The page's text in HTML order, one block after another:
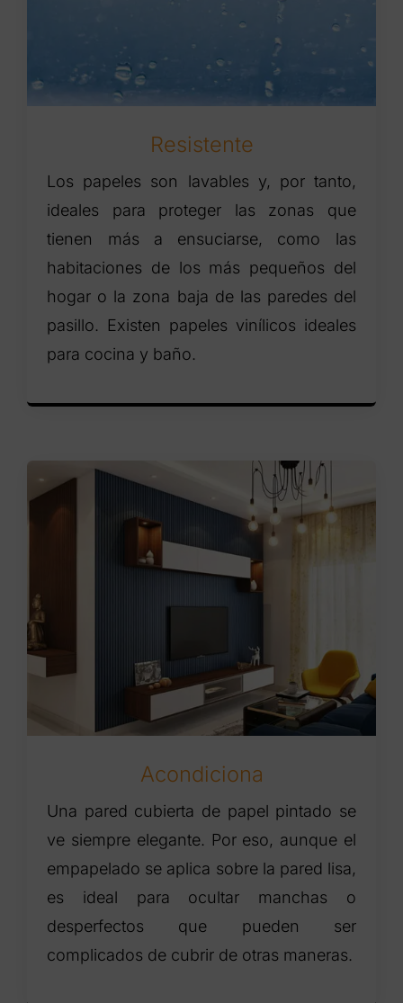
Resistente
Los papeles son lavables y, por tanto,
ideales para proteger las zonas que
tienen más a ensuciarse, como las
habitaciones de los más pequeños del
hogar o la zona baja de las paredes del
pasillo. Existen papeles vinílicos ideales
para cocina y baño.
Acondiciona
Una pared cubierta de papel pintado se
ve siempre elegante. Por eso, aunque el
empapelado se aplica sobre la pared lisa,
es ideal para ocultar manchas o
desperfectos que pueden ser
complicados de cubrir de otras maneras.